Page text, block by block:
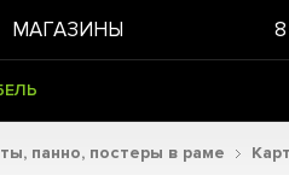
МАГАЗИНЫ
панно, постеры в раме